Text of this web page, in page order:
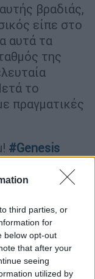
third parties, or
for
below opt-out
that after your
seeing
utilized by
βραδιάς,
είπε στο
αυτά τα
της
το
πραγματικές
#Genesis
status/15